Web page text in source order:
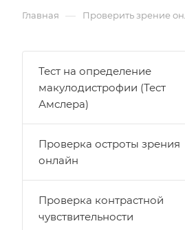
Главная — Проверить зрение
Тест на определение
макулодистрофии (Тест
Амслера)
Проверка остроты зрения
онлайн
Проверка контрастной
чувствительности